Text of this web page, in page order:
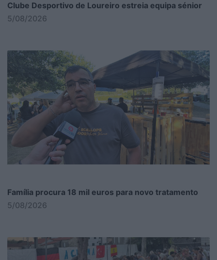
Clube Desportivo de Loureiro estreia equipa sénior
5/08/2026
Família procura 18 mil euros para novo tratamento
5/08/2026